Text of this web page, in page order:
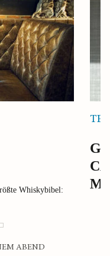
Whiskybibel:
ABEND